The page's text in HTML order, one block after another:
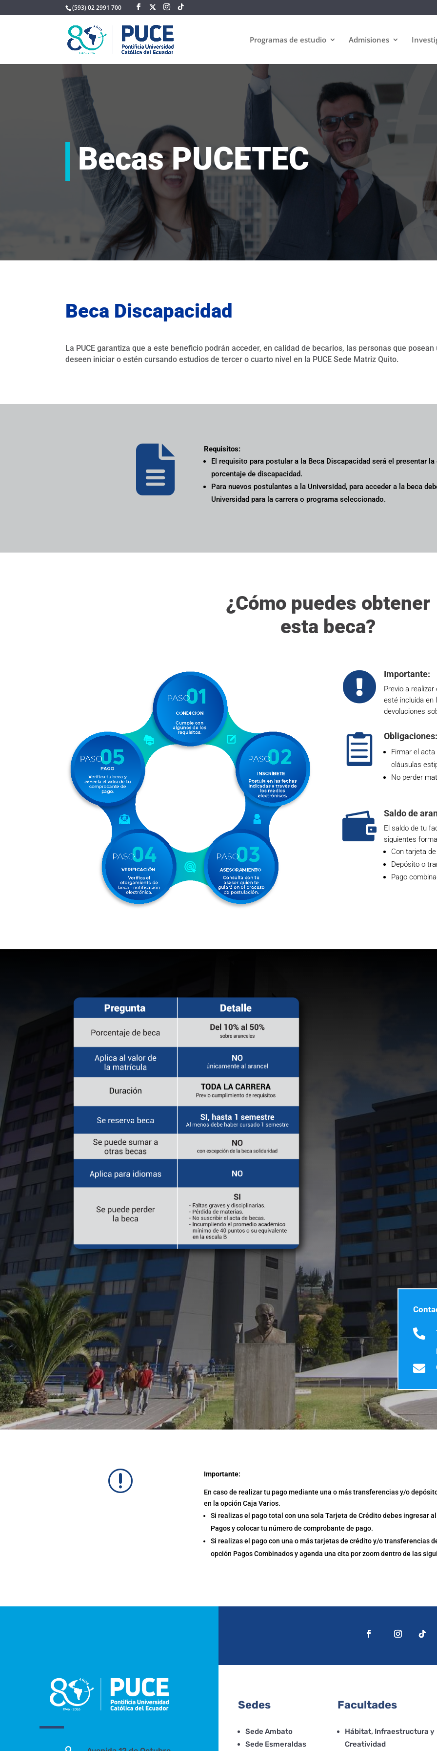
(593) 02 2991 700
Programas de estudio Admisiones
Becas PUCETEC
Beca Discapacidad
La PUCE garantiza que a este beneficio podrán acceder, en calidad de becarios, las personas que
deseen iniciar o estén cursando estudios de tercer o cuarto nivel en la PUCE Sede Matriz Quito.

Requisitos:
El requisito para postular a la Beca Discapacidad será el presentar
porcentaje de discapacidad.
Para nuevos postulantes a la Universidad, para acceder a la beca
Universidad para la carrera o programa seleccionado.
¿Cómo puedes obtener
esta beca?
 Importante:
Previo a
esté incluida en
devoluciones
 Obligaciones:
Firmar el
cláusulas
No perder
 Saldo de
El saldo de tu
siguientes
Con tarjeta
Depósito o
Pago


r Importante:
En caso de realizar tu pago mediante una o más transferencias y/o
en la opción Caja Varios.
Si realizas el pago total con una sola Tarjeta de Crédito debes ingresar
Pagos y colocar tu número de comprobante de pago.
Si realizas el pago con una o más tarjetas de crédito y/o transferencias
opción Pagos Combinados y agenda una cita por zoom dentro de las
Sedes
Sede Ambato
Sede Esmeraldas
Facultades
Hábitat, Infraestructura y
Creatividad